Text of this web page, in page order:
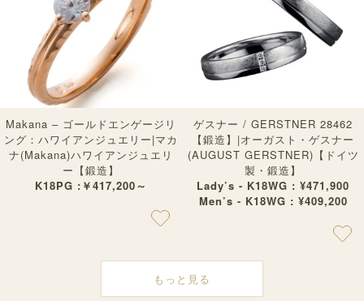
Makana – ゴールドエンゲージリ
ング：ハワイアンジュエリー|マカ
ナ(Makana)ハワイアンジュエリ
ー【鍛造】
K18PG :￥417,200～
ゲスナー / GERSTNER 28462
【鍛造】|オーガスト・ゲスナー
(AUGUST GERSTNER)【ドイツ
製・鍛造】
Lady’s - K18WG : ¥471,900
Men’s - K18WG : ¥409,200
もっと見る